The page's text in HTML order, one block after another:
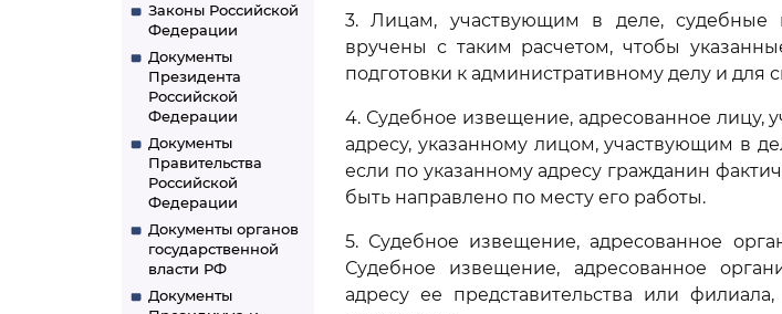
Законы Российской
Федерации
Документы
Президента
Российской
Федерации
Документы
Правительства
Российской
Федерации
Документы органов
государственной
власти РФ
Документы
3. Лицам, участвующим в деле,
вручены с таким расчетом, чтобы
подготовки к административному делу и для
4. Судебное извещение, адресованное лицу,
адресу, указанному лицом, участвующим в
если по указанному адресу гражданин
быть направлено по месту его работы.
5. Судебное извещение, адресованное
Судебное извещение, адресованное
адресу ее представительства или